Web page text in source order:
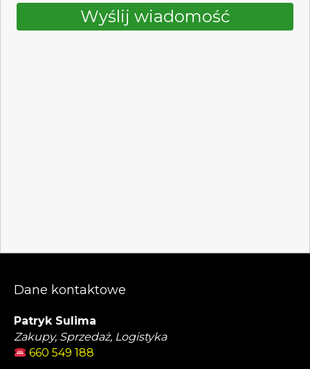
Dane kontaktowe
Patryk Sulima
Zakupy, Sprzedaż, Logistyka
660 549 188